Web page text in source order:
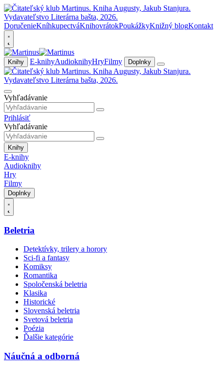
DoručenieKníhkupectváKnihovrátokPoukážkyKnižný blogKontakt
Knihy E-knihyAudioknihyHryFilmy Doplnky
Vyhľadávanie
Prihlásiť
Vyhľadávanie
Knihy
E-knihy
Audioknihy
Hry
Filmy
Doplnky
Beletria
Detektívky, trilery a horory
Sci-fi a fantasy
Komiksy
Romantika
Spoločenská beletria
Klasika
Historické
Slovenská beletria
Svetová beletria
Poézia
Ďalšie kategórie
Náučná a odborná